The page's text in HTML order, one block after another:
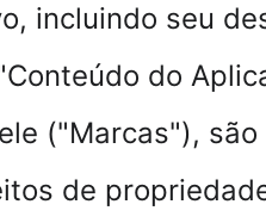
incluindo seu
do
("Marcas"),
de